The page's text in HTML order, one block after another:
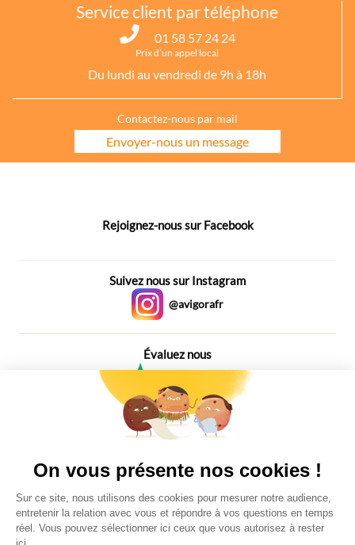
Service client par téléphone
01 58 57 24 24
Prix d’un appel local
Du lundi au vendredi de 9h à 18h
Contactez-nous par mail
Envoyer-nous un message
Rejoignez-nous sur Facebook
Suivez nous sur Instagram
@avigorafr
Évaluez nous
Plus de 650 Avis
On vous présente nos cookies !
Sur ce site, nous utilisons des cookies pour mesurer notre audience,
entretenir la relation avec vous et répondre à vos questions en temps
réel. Vous pouvez sélectionner ici ceux que vous autorisez à rester